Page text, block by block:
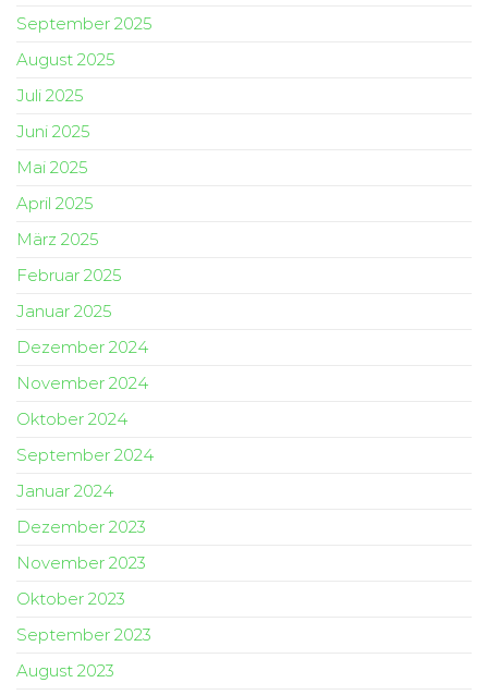
September 2025
August 2025
Juli 2025
Juni 2025
Mai 2025
April 2025
März 2025
Februar 2025
Januar 2025
Dezember 2024
November 2024
Oktober 2024
September 2024
Januar 2024
Dezember 2023
November 2023
Oktober 2023
September 2023
August 2023